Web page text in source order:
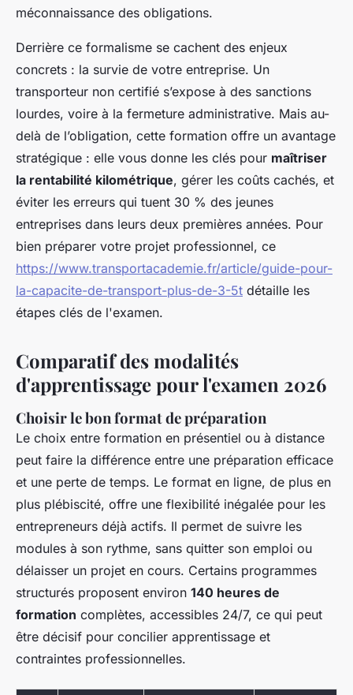
méconnaissance des obligations.
Derrière ce formalisme se cachent des enjeux
concrets : la survie de votre entreprise. Un
transporteur non certifié s’expose à des sanctions
lourdes, voire à la fermeture administrative. Mais au-
delà de l’obligation, cette formation offre un avantage
stratégique : elle vous donne les clés pour maîtriser
la rentabilité kilométrique, gérer les coûts cachés, et
éviter les erreurs qui tuent 30 % des jeunes
entreprises dans leurs deux premières années. Pour
bien préparer votre projet professionnel, ce
https://www.transportacademie.fr/article/guide-pour-
la-capacite-de-transport-plus-de-3-5t détaille les
étapes clés de l'examen.
Comparatif des modalités
d'apprentissage pour l'examen 2026
Choisir le bon format de préparation
Le choix entre formation en présentiel ou à distance
peut faire la différence entre une préparation efficace
et une perte de temps. Le format en ligne, de plus en
plus plébiscité, offre une flexibilité inégalée pour les
entrepreneurs déjà actifs. Il permet de suivre les
modules à son rythme, sans quitter son emploi ou
délaisser un projet en cours. Certains programmes
structurés proposent environ 140 heures de
formation complètes, accessibles 24/7, ce qui peut
être décisif pour concilier apprentissage et
contraintes professionnelles.